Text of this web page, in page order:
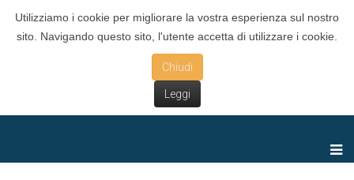
Utilizziamo i cookie per migliorare la vostra esperienza sul nostro
sito. Navigando questo sito, l'utente accetta di utilizzare i cookie.
Chiudi
Leggi